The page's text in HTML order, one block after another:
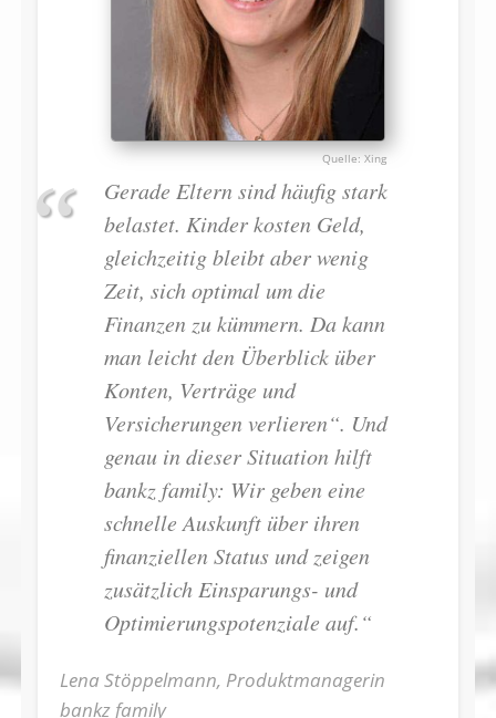
Xing
Gerade Eltern sind häufig stark
belastet. Kinder kosten Geld,
gleichzeitig bleibt aber wenig
Zeit, sich optimal um die
Finanzen zu kümmern. Da kann
man leicht den Überblick über
Konten, Verträge und
Versicherungen verlieren“. Und
genau in dieser Situation hilft
bankz family: Wir geben eine
schnelle Auskunft über ihren
finanziellen Status und zeigen
zusätzlich Einsparungs- und
Optimierungspotenziale auf.“
Lena Stöppelmann, Produktmanagerin
bankz family